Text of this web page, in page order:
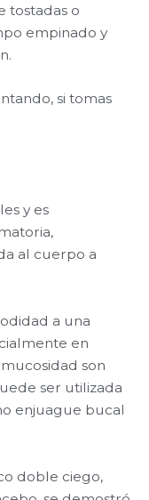
tostadas o
empinado y
si tomas
y es
al cuerpo a
a una
en
son
ser utilizada
enjuague bucal
doble ciego,